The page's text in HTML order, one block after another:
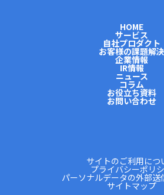
HOME
サービス
自社プロダクト
お客様の課題解決
企業情報
IR情報
ニュース
コラム
お役立ち資料
お問い合わせ
サイトのご利用につ
プライバシーポリ
パーソナルデータの外部送
サイトマップ